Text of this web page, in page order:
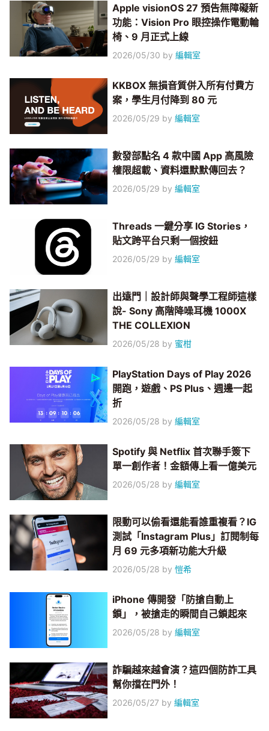
Apple visionOS 27 預告無障礙新
功能：Vision Pro 眼控操作電動輪
椅、9 月正式上線
2026/05/30 by編輯室
KKBOX 無損音質併入所有付費方
案，學生月付降到 80 元
2026/05/29 by編輯室
數發部點名 4 款中國 App 高風險
權限超載、資料還默默傳回去？
2026/05/29 by編輯室
Threads 一鍵分享 IG Stories，
貼文跨平台只剩一個按鈕
2026/05/29 by編輯室
出遠門｜設計師與聲學工程師這樣
說- Sony 高階降噪耳機 1000X
THE COLLEXION
2026/05/28 by 蜜柑
PlayStation Days of Play 2026
開跑，遊戲、PS Plus、週邊一起
折
2026/05/28 by編輯室
Spotify 與 Netflix 首次聯手簽下
單一創作者！金額傳上看一億美元
2026/05/28 by編輯室
限動可以偷看還能看誰重複看？IG
測試「Instagram Plus」訂閱制每
月 69 元多項新功能大升級
2026/05/28 by愷希
iPhone 傳開發「防搶自動上
鎖」，被搶走的瞬間自己鎖起來
2026/05/28 by編輯室
詐騙越來越會演？這四個防詐工具
幫你擋在門外！
2026/05/27 by編輯室